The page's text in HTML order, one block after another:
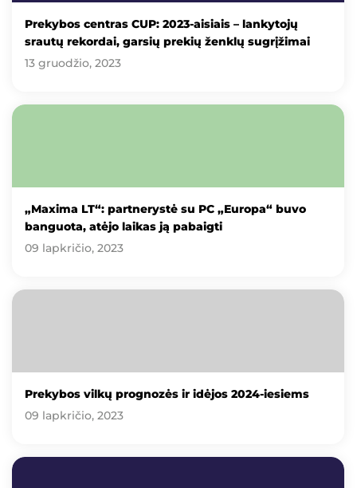
Prekybos centras CUP: 2023-aisiais – lankytojų
srautų rekordai, garsių prekių ženklų sugrįžimai
13 gruodžio, 2023
„Maxima LT“: partnerystė su PC „Europa“ buvo
banguota, atėjo laikas ją pabaigti
09 lapkričio, 2023
Prekybos vilkų prognozės ir idėjos 2024-iesiems
09 lapkričio, 2023